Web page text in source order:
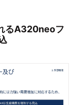
るA320neoフ